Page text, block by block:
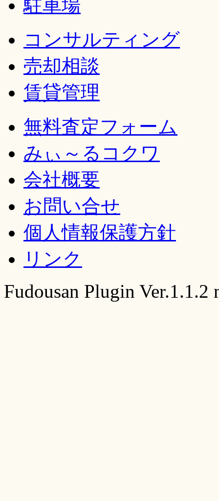
駐車場
コンサルティング
売却相談
賃貸管理
無料査定フォーム
みぃ～るコクワ
会社概要
お問い合せ
個人情報保護方針
リンク
Fudousan Plugin Ver.1.1.2